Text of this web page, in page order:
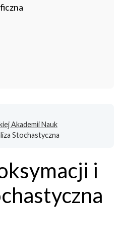
Akademii Nauk
Stochastyczna
i